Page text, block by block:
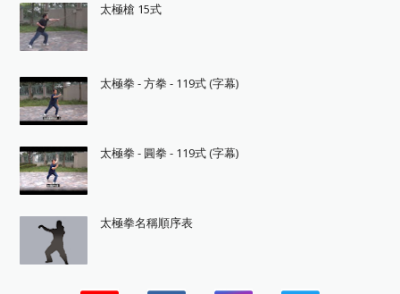
太極槍 15式
太極拳 - 方拳 - 119式 (字幕)
太極拳 - 圓拳 - 119式 (字幕)
太極拳名稱順序表